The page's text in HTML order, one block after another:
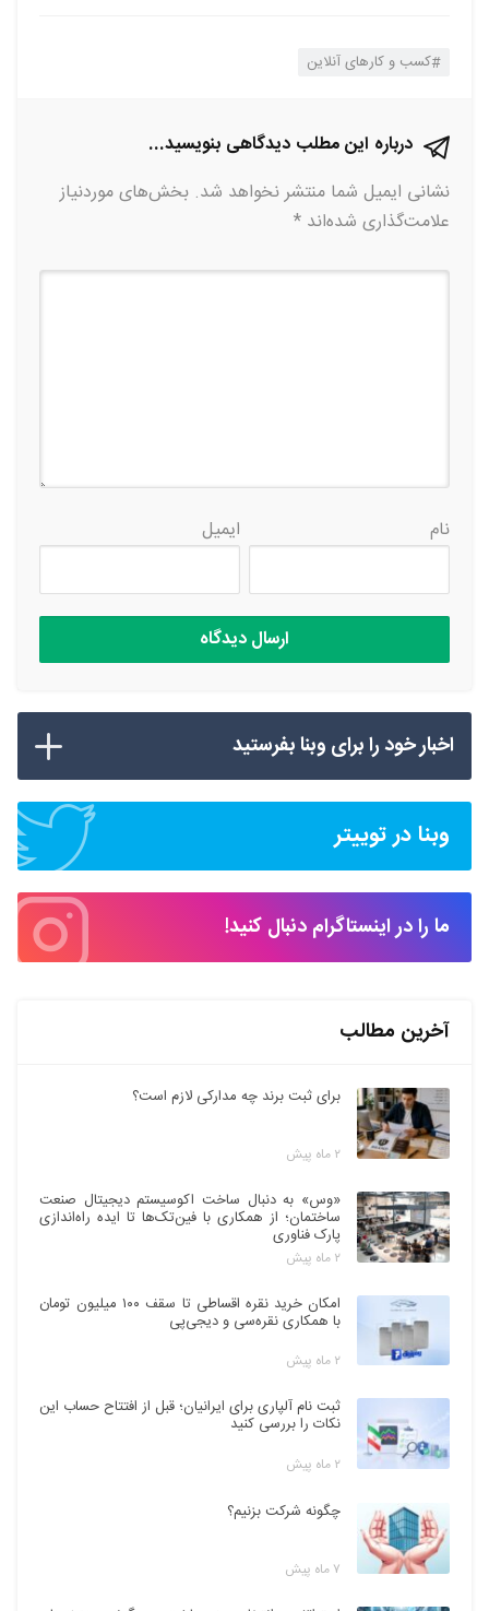
کسب و کارهای آنلاین
درباره این مطلب دیدگاهی بنویسید...
نشانی ایمیل شما منتشر نخواهد شد. بخش‌های موردنیاز
علامت‌گذاری شده‌اند *
نام ایمیل
اخبار خود را برای وبنا بفرستید
وبنا در توییتر
ما را در اینستاگرام دنبال کنید!
آخرین مطالب
برای ثبت برند چه مدارکی لازم است؟
۲ ماه پیش
«وس» به دنبال ساخت اکوسیستم دیجیتال صنعت
ساختمان؛ از همکاری با فین‌تک‌ها تا ایده راه‌اندازی
پارک فناوری
۲ ماه پیش
امکان خرید نقره اقساطی تا سقف ۱۰۰ میلیون تومان
با همکاری نقره‌سی و دیجی‌پی
۲ ماه پیش
ثبت نام آلپاری برای ایرانیان؛ قبل از افتتاح حساب این
نکات را بررسی کنید
۲ ماه پیش
چگونه شرکت بزنیم؟
۷ ماه پیش